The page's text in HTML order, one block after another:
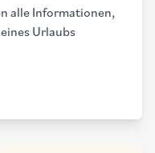
alle Informationen,
Urlaubs